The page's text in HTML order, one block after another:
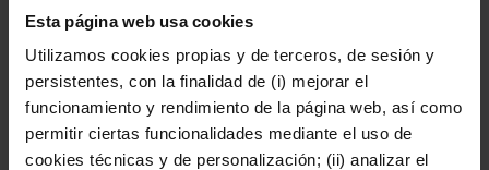
Esta página web usa cookies
Utilizamos cookies propias y de terceros, de sesión y
persistentes, con la finalidad de (i) mejorar el
funcionamiento y rendimiento de la página web, así como
permitir ciertas funcionalidades mediante el uso de
cookies técnicas y de personalización; (ii) analizar el